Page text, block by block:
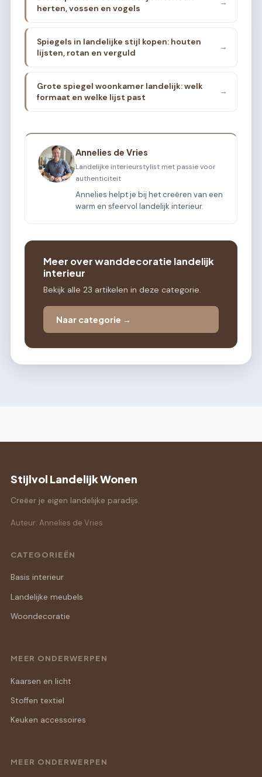
herten, vossen en vogels
→
Spiegels in landelijke stijl kopen: houten
lijsten, rotan en verguld
→
Grote spiegel woonkamer landelijk: welk
formaat en welke lijst past
→
Annelies de Vries
Landelijke interieurstylist met passie voor
authenticiteit
Annelies helpt je bij het creëren van een
warm en sfeervol landelijk interieur.
Meer over wanddecoratie landelijk
interieur
Bekijk alle 23 artikelen in deze categorie.
Naar categorie →
Stijlvol Landelijk Wonen
Creëer je eigen landelijke paradijs.
Auteur: Annelies de Vries
CATEGORIEËN
Basis interieur
Landelijke meubels
Woondecoratie
MEER ONDERWERPEN
Kaarsen en licht
Stoffen textiel
Keuken accessoires
MEER ONDERWERPEN